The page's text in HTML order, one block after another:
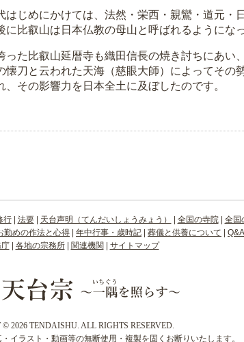
じめにかけては、法然・栄西・親鸞・道元・
比叡山は日本仏教の母山と呼ばれるようにな
た比叡山延暦寺も織田信長の焼き討ちにあい
懐刀と云われた天海（慈眼大師）によってその
その影響力を日本全土に及ぼしたのです。
行| 法要| 天台声明（てんだいしょうみょう） 全国の寺院| 全国
勤めの作法と心得 年中行事・歳時記 葬儀と供養について Q&A
| 各地の宗務所| 関連機関 サイトマップ
2026 TENDAISHU. ALL RIGHTS RESERVED.
イラスト・動画等の無断使用・複製を固くお断りいたします。